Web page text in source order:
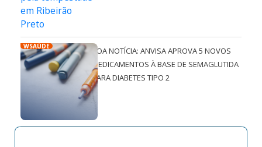
WSAÚDE
BOA NOTÍCIA: ANVISA APROVA 5 NOVOS
MEDICAMENTOS À BASE DE SEMAGLUTIDA
PARA DIABETES TIPO 2